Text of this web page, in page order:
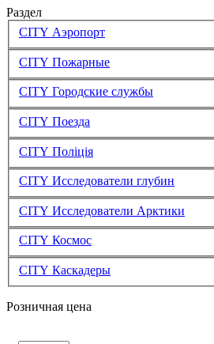
Раздел
CITY Аэропорт
CITY Пожарные
CITY Городские службы
CITY Поезда
CITY Поліція
CITY Исследователи глубин
CITY Исследователи Арктики
CITY Космос
CITY Каскадеры
Розничная цена